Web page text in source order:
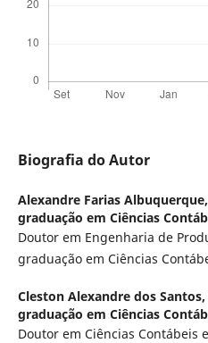
Biografia do Autor
Alexandre Farias Albuquerque,
graduação em Ciências
Doutor em Engenharia de
graduação em Ciências
Cleston Alexandre dos Santos,
graduação em Ciências
Doutor em Ciências Contábeis